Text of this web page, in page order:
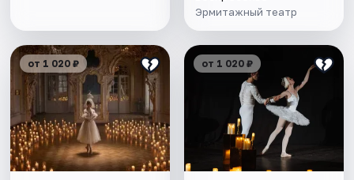
Эрмитажный театр
от 1 020 ₽ от 1 020 ₽